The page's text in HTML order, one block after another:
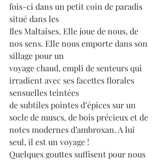
fois-ci dans un petit coin de paradis
situé dans les
Iles Maltaises. Elle joue de nous, de
nos sens. Elle nous emporte dans son
sillage pour un
voyage chaud, empli de senteurs qui
irradient avec ses facettes florales
sensuelles teintées
de subtiles pointes d’épices sur un
socle de muscs, de bois précieux et de
notes modernes d’ambroxan. A lui
seul, il est un voyage !
Quelques gouttes suffisent pour nous